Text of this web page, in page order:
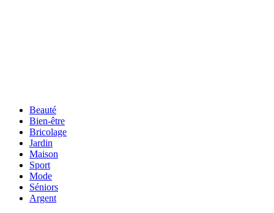
Beauté
Bien-être
Bricolage
Jardin
Maison
Sport
Mode
Séniors
Argent